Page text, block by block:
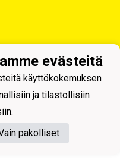
evästeitä
käyttökokemuksen
ja tilastollisiin
pakolliset